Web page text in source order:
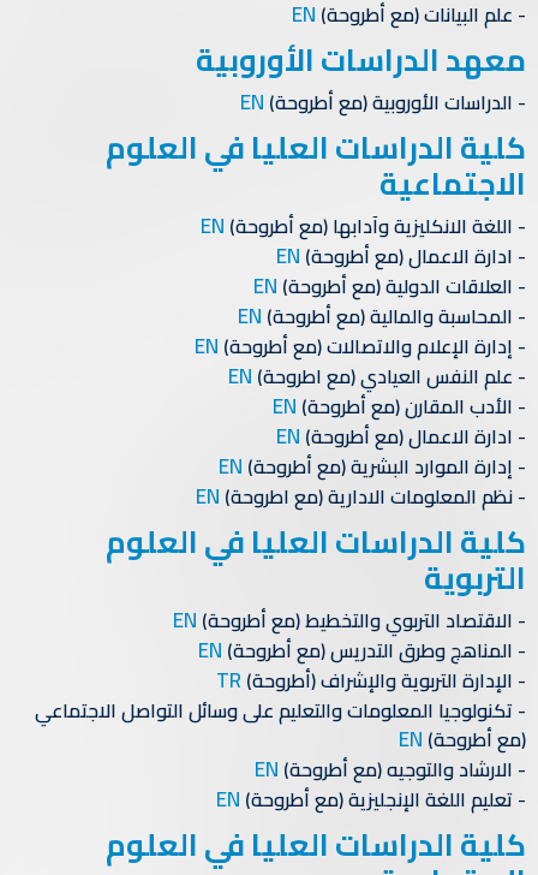
علم البيانات (مع أطروحة) EN
معهد الدراسات الأوروبية
الدراسات الأوروبية (مع أطروحة) EN
كلية الدراسات العليا في العلوم
الاجتماعية
اللغة الانكليزية وآدابها (مع أطروحة) EN
ادارة الاعمال (مع أطروحة) EN
العلاقات الدولية (مع أطروحة) EN
المحاسبة والمالية (مع أطروحة) EN
إدارة الإعلام والاتصالات (مع أطروحة) EN
علم النفس العيادي (مع اطروحة) EN
الأدب المقارن (مع أطروحة) EN
ادارة الاعمال (مع أطروحة) EN
إدارة الموارد البشرية (مع أطروحة) EN
نظم المعلومات الادارية (مع اطروحة) EN
كلية الدراسات العليا في العلوم
التربوية
الاقتصاد التربوي والتخطيط (مع أطروحة) EN
المناهج وطرق التدريس (مع أطروحة) EN
الإدارة التربوية والإشراف (أطروحة) TR
تكنولوجيا المعلومات والتعليم على وسائل التواصل الاجتماعي
(مع أطروحة) EN
الارشاد والتوجيه (مع أطروحة) EN
تعليم اللغة الإنجليزية (مع أطروحة) EN
كلية الدراسات العليا في العلوم